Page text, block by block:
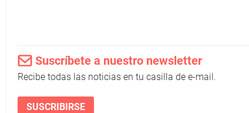
Suscríbete a nuestro newsletter
Recibe todas las noticias en tu casilla de e-mail.
SUSCRIBIRSE